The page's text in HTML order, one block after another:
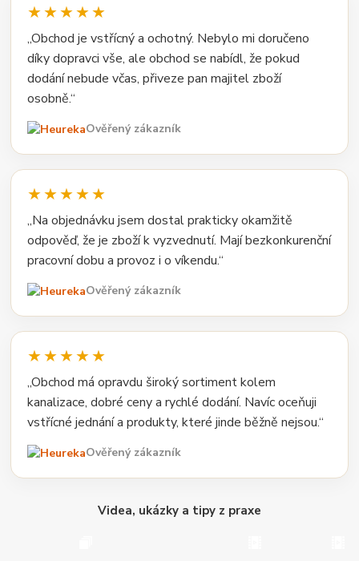
★★★★★
„Obchod je vstřícný a ochotný. Nebylo mi doručeno
díky dopravci vše, ale obchod se nabídl, že pokud
dodání nebude včas, přiveze pan majitel zboží
osobně.“
Ověřený zákazník
★★★★★
„Na objednávku jsem dostal prakticky okamžitě
odpověď, že je zboží k vyzvednutí. Mají bezkonkurenční
pracovní dobu a provoz i o víkendu.“
Ověřený zákazník
★★★★★
„Obchod má opravdu široký sortiment kolem
kanalizace, dobré ceny a rychlé dodání. Navíc oceňuji
vstřícné jednání a produkty, které jinde běžně nejsou.“
Ověřený zákazník
Videa, ukázky a tipy z praxe